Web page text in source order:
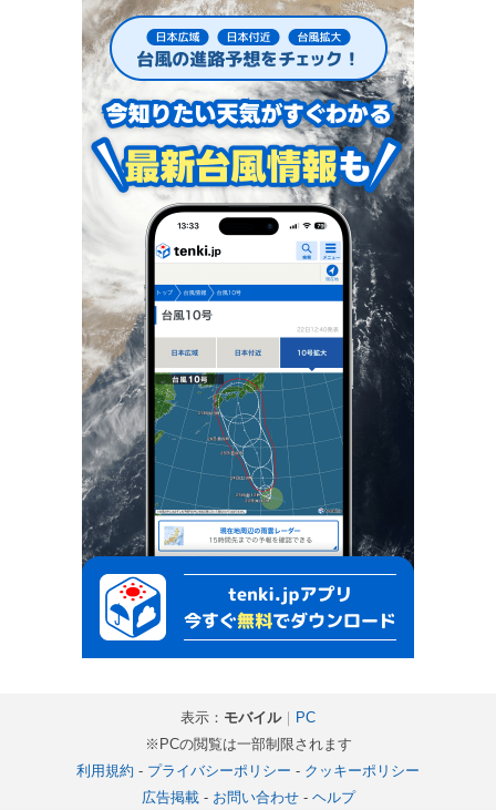
表示： モバイル｜ PC
※PCの閲覧は一部制限されます
利用規約 - プライバシーポリシー - クッキーポリシー
広告掲載- お問い合わせ- ヘルプ